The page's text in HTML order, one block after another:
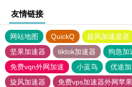
友情链接
网站地图 QuickQ 旋风加速度器
坚果加速器
tiktok加速器
狗急加
免费vqn外网加速
小蓝鸟 优途
旋风加速器
免费vps加速器外网苹